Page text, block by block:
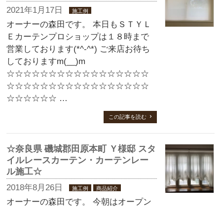
2021年1月17日 施工例
オーナーの森田です。 本日もＳＴＹＬ
Ｅカーテンプロショップは１８時まで
営業しております(*^-^*) ご来店お待ち
しておりますm(__)m
☆☆☆☆☆☆☆☆☆☆☆☆☆☆☆☆☆
☆☆☆☆☆☆☆☆☆☆☆☆☆☆☆☆☆
☆☆☆☆☆☆ …
この記事を読む
☆奈良県 磯城郡田原本町 Ｙ様邸 スタ
イルレースカーテン・カーテンレー
ル施工☆
2018年8月26日 施工例 商品紹介
オーナーの森田です。 今朝はオープン